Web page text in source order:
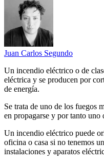
Juan Carlos Segundo
Un incendio eléctrico o de
eléctrica y se producen por
de energía.
Se trata de uno de los fuegos
en propagarse y por tanto uno
Un incendio eléctrico puede
oficina o casa si no tenemos
instalaciones y aparatos